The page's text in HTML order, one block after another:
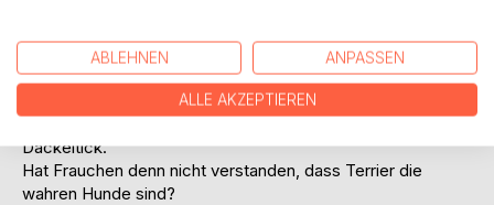
bekommen.
Hier erzählt er mit viel Humor von seinen täglichen
Verständigungsschwierigkeiten mit den Dackeltieren.
Seiner Meinung nach hat Frauchen einen absoluten
Dackeltick.
Hat Frauchen denn nicht verstanden, dass Terrier die
wahren Hunde sind?
ABLEHNEN ANPASSEN
ALLE AKZEPTIEREN